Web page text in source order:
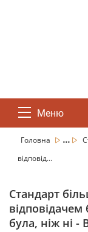
Меню
Головна ...
відповід...
Стандарт
була, ніж ні